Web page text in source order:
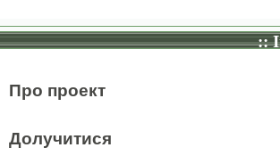
::
Про проект
Долучитися